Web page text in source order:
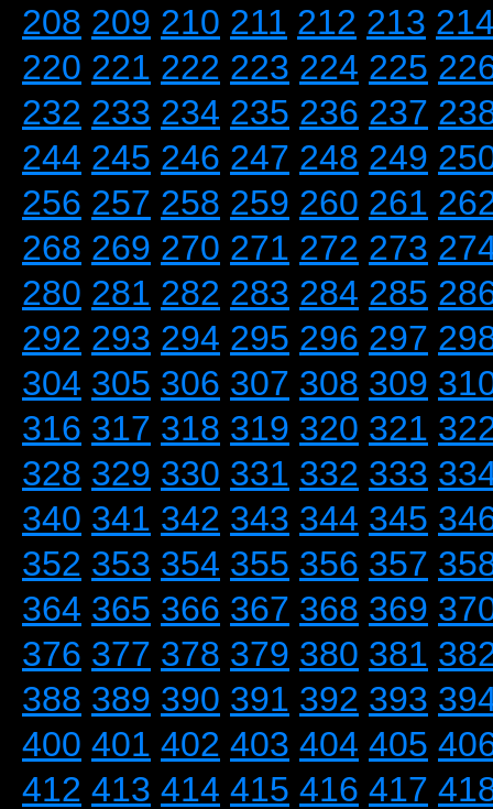
208 209 210 211 212 213
220 221 222 223 224 225
232 233 234 235 236 237
244 245 246 247 248 249
256 257 258 259 260 261
268 269 270 271 272 273
280 281 282 283 284 285
292 293 294 295 296 297
304 305 306 307 308 309
316 317 318 319 320 321
328 329 330 331 332 333
340 341 342 343 344 345
352 353 354 355 356 357
364 365 366 367 368 369
376 377 378 379 380 381
388 389 390 391 392 393
400 401 402 403 404 405
412 413 414 415 416 417